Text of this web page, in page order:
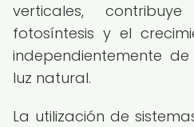
verticales,
fotosíntesis y el
independientemente
luz natural.
La utilización de